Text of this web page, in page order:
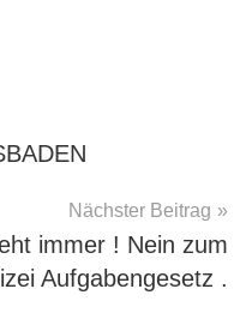
Nächster Beitrag
immer ! Nein zum
Aufgabengesetz .